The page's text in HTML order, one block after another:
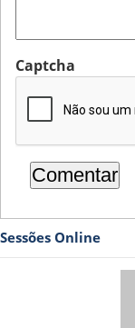
Captcha
Sessões Online